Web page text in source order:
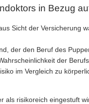
in Bezug
Sicht der Versicherung
der den Beruf des
der
im Vergleich zu
als risikoreich eingestuft